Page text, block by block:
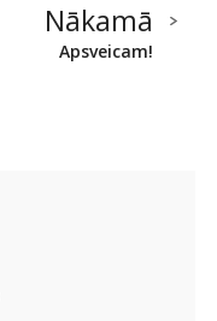
Nākamā
Apsveicam!